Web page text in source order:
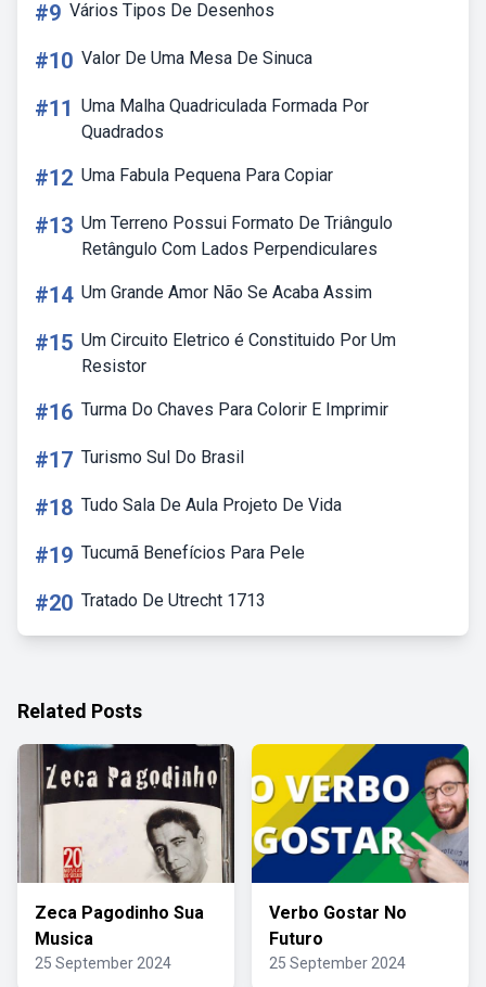
#9 Vários Tipos De Desenhos
#10 Valor De Uma Mesa De Sinuca
#11 Uma Malha Quadriculada Formada Por
Quadrados
#12 Uma Fabula Pequena Para Copiar
#13 Um Terreno Possui Formato De Triângulo
Retângulo Com Lados Perpendiculares
#14 Um Grande Amor Não Se Acaba Assim
#15 Um Circuito Eletrico é Constituido Por Um
Resistor
#16 Turma Do Chaves Para Colorir E Imprimir
#17 Turismo Sul Do Brasil
#18 Tudo Sala De Aula Projeto De Vida
#19 Tucumã Benefícios Para Pele
#20 Tratado De Utrecht 1713
Related Posts
Zeca Pagodinho Sua
Musica
25 September 2024
Verbo Gostar No
Futuro
25 September 2024